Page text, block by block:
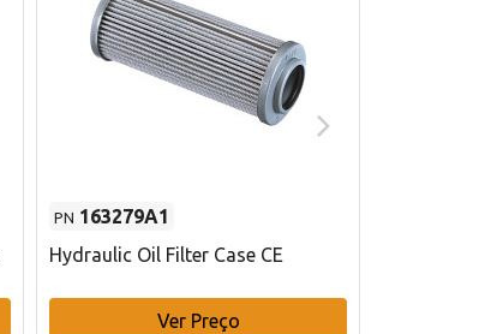
PN 163279A1
Hydraulic Oil Filter Case CE
Ver Preço